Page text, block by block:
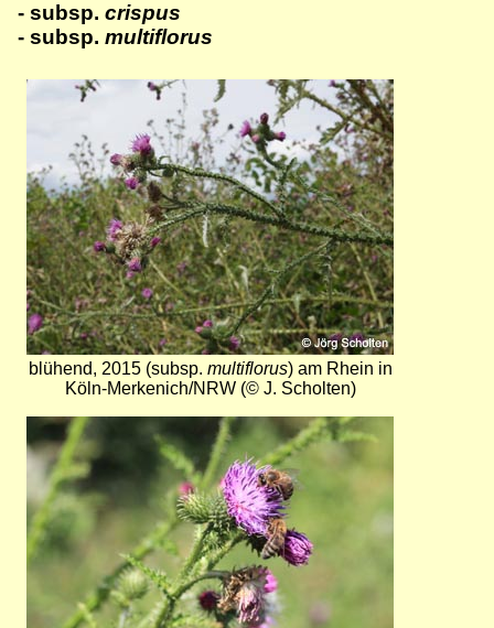
- subsp. crispus
- subsp. multiflorus
Bild
blühend, 2015 (subsp. multiflorus) am Rhein in
Köln-Merkenich/NRW (© J. Scholten)
Bild